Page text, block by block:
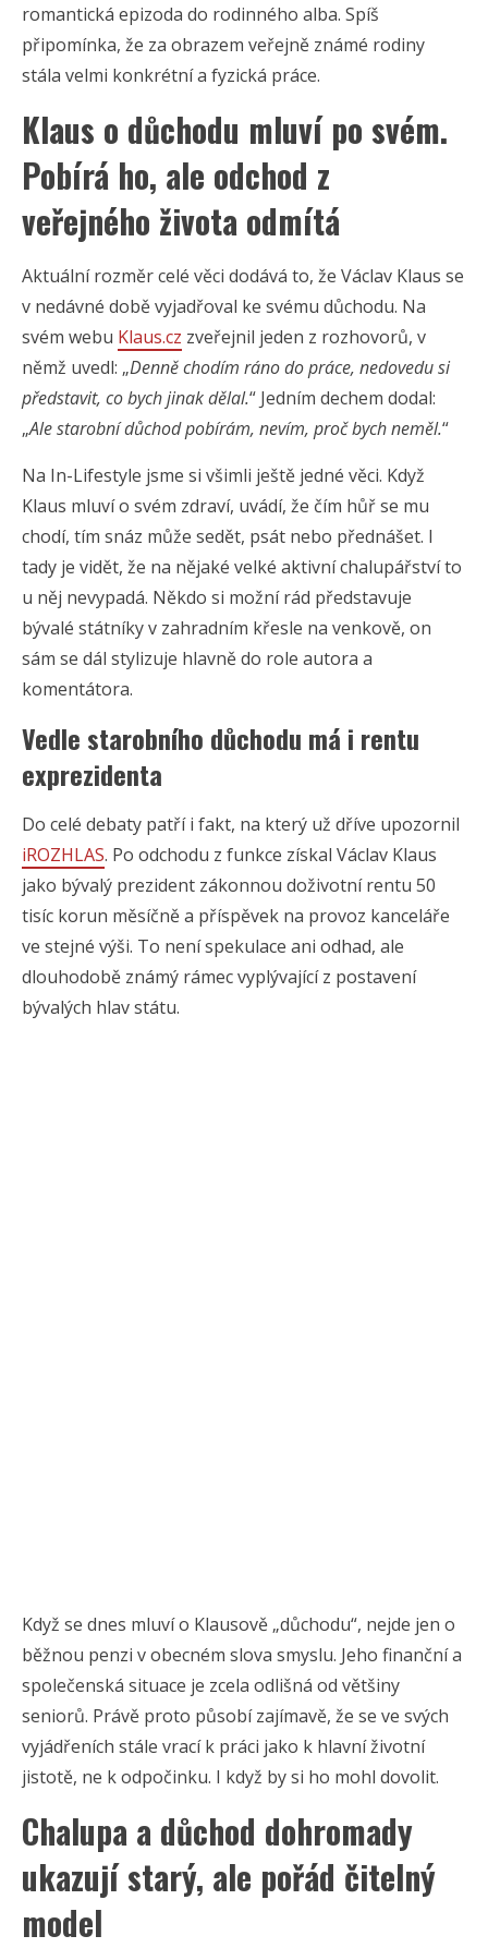
romantická epizoda do rodinného alba. Spíš
připomínka, že za obrazem veřejně známé rodiny
stála velmi konkrétní a fyzická práce.
Klaus o důchodu mluví po svém.
Pobírá ho, ale odchod z
veřejného života odmítá
Aktuální rozměr celé věci dodává to, že Václav Klaus se
v nedávné době vyjadřoval ke svému důchodu. Na
svém webu Klaus.cz zveřejnil jeden z rozhovorů, v
němž uvedl: „Denně chodím ráno do práce, nedovedu si
představit, co bych jinak dělal.“ Jedním dechem dodal:
„Ale starobní důchod pobírám, nevím, proč bych neměl.“
Na In-Lifestyle jsme si všimli ještě jedné věci. Když
Klaus mluví o svém zdraví, uvádí, že čím hůř se mu
chodí, tím snáz může sedět, psát nebo přednášet. I
tady je vidět, že na nějaké velké aktivní chalupářství to
u něj nevypadá. Někdo si možní rád představuje
bývalé státníky v zahradním křesle na venkově, on
sám se dál stylizuje hlavně do role autora a
komentátora.
Vedle starobního důchodu má i rentu
exprezidenta
Do celé debaty patří i fakt, na který už dříve upozornil
iROZHLAS. Po odchodu z funkce získal Václav Klaus
jako bývalý prezident zákonnou doživotní rentu 50
tisíc korun měsíčně a příspěvek na provoz kanceláře
ve stejné výši. To není spekulace ani odhad, ale
dlouhodobě známý rámec vyplývající z postavení
bývalých hlav státu.
Když se dnes mluví o Klausově „důchodu“, nejde jen o
běžnou penzi v obecném slova smyslu. Jeho finanční a
společenská situace je zcela odlišná od většiny
seniorů. Právě proto působí zajímavě, že se ve svých
vyjádřeních stále vrací k práci jako k hlavní životní
jistotě, ne k odpočinku. I když by si ho mohl dovolit.
Chalupa a důchod dohromady
ukazují starý, ale pořád čitelný
model